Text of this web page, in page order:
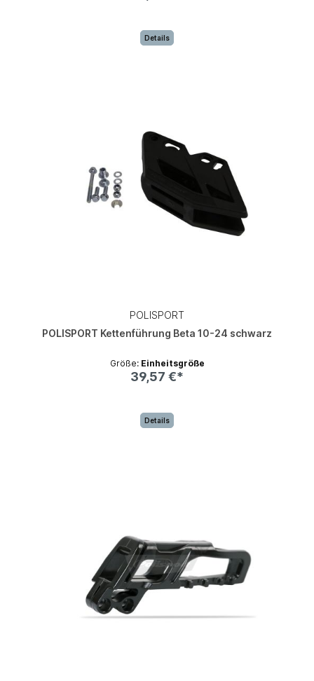
Details
POLISPORT
POLISPORT Kettenführung Beta 10-24 schwarz
Größe: Einheitsgröße
39,57 €*
Details